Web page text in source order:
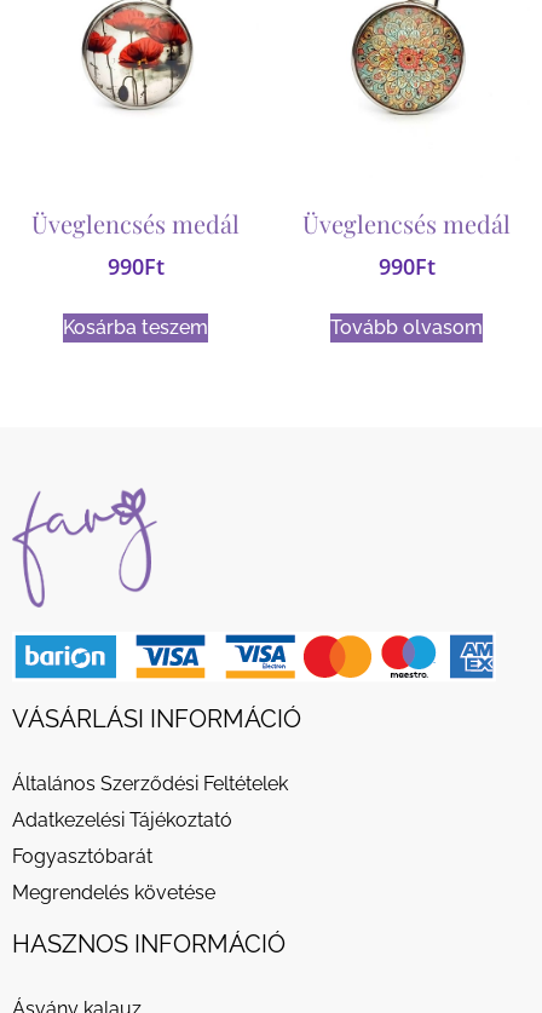
Üveglencsés medál
990Ft
Kosárba teszem
Üveglencsés medál
990Ft
Tovább olvasom
VÁSÁRLÁSI INFORMÁCIÓ
Általános Szerződési Feltételek
Adatkezelési Tájékoztató
Fogyasztóbarát
Megrendelés követése
HASZNOS INFORMÁCIÓ
Ásvány kalauz